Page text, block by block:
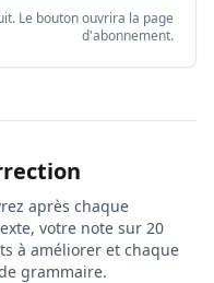
Le bouton ouvrira la page
d'abonnement.
après chaque
votre note sur 20
à améliorer et chaque
grammaire.